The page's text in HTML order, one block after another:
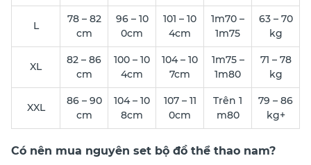
L
78 – 82
cm
96 – 10
0cm
101 – 10
4cm
1m70 –
1m75
63 – 70
kg
XL
82 – 86
cm
100 – 10
4cm
104 – 10
7cm
1m75 –
1m80
71 – 78
kg
XXL
86 – 90
cm
104 – 10
8cm
107 – 11
0cm
Trên 1
m80
79 – 86
kg+
Có nên mua nguyên set bộ đồ thể thao nam?